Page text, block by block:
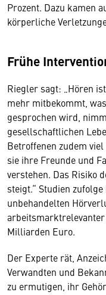
Prozent. Dazu kamen
körperliche
Frühe
Riegler sagt: „Hören
mehr mitbekommt,
gesprochen wird,
gesellschaftlichen
Betroffenen zudem
sie ihre Freunde und
verstehen. Das Risiko
steigt.“ Studien
unbehandelten
Milliarden Euro.
Der Experte rät,
Verwandten und
zu ermutigen, ihr